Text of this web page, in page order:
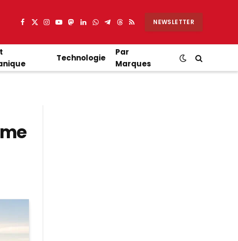
Facebook
X
Instagram
YouTube
Mastodon
LinkedIn
WhatsApp
Partager
Telegram
Threads
RSS NEWSLETTER
Technologie
Par
Marques